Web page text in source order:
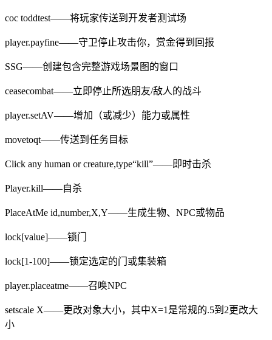
coc toddtest——将玩家传送到开发者测试场
player.payfine——守卫停止攻击你，赏金得到回报
SSG——创建包含完整游戏场景图的窗口
ceasecombat——立即停止所选朋友/敌人的战斗
player.setAV——增加（或减少）能力或属性
movetoqt——传送到任务目标
Click any human or creature,type“kill”——即时击杀
Player.kill——自杀
PlaceAtMe id,number,X,Y——生成生物、NPC或物品
lock[value]——锁门
lock[1-100]——锁定选定的门或集装箱
player.placeatme——召唤NPC
setscale X——更改对象大小，其中X=1是常规的.5到2更改大
小